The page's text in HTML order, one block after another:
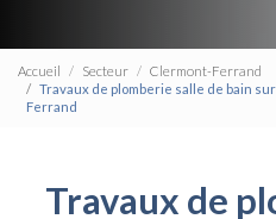
Accueil Secteur
Clermont-Ferrand
Travaux de plomberie salle de bain
Ferrand
Travaux de